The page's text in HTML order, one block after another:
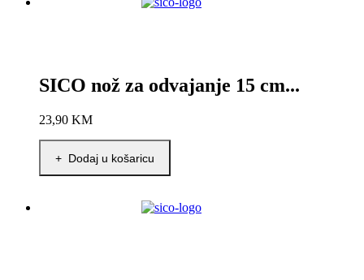
SICO nož za odvajanje 15 cm...
23,90 KM
+ Dodaj u košaricu